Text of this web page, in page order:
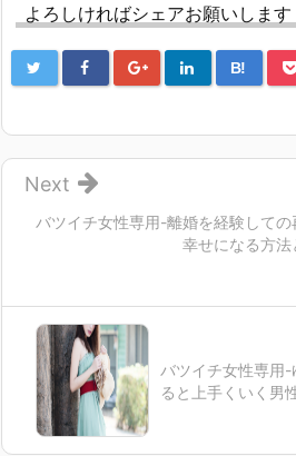
よろしければシェアお願いします
B!
バツイチ女性専用-離婚を経験しての
幸せになる方法
Next
バツイチ女性専用
ると上手くいく男